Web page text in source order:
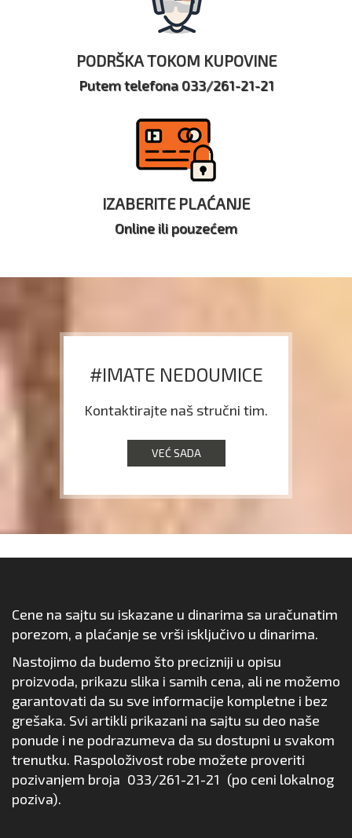
PODRŠKA TOKOM KUPOVINE
Putem telefona 033/261-21-21
IZABERITE PLAĆANJE
Online ili pouzećem
#IMATE NEDOUMICE
Kontaktirajte naš stručni tim.
VEĆ SADA
Cene na sajtu su iskazane u dinarima sa uračunatim
porezom, a plaćanje se vrši isključivo u dinarima.
Nastojimo da budemo što precizniji u opisu
proizvoda, prikazu slika i samih cena, ali ne možemo
garantovati da su sve informacije kompletne i bez
grešaka. Svi artikli prikazani na sajtu su deo naše
ponude i ne podrazumeva da su dostupni u svakom
trenutku. Raspoloživost robe možete proveriti
pozivanjem broja 033/261-21-21 (po ceni lokalnog
poziva).